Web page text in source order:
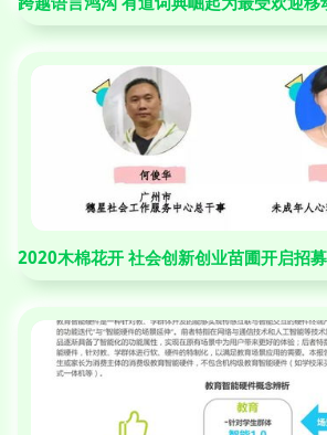
2020木棉花开 社会创新创业苗圃开启招募